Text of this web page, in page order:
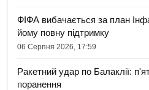
ФІФА вибачається за план
йому повну підтримку
06 Серпня 2026, 17:59
Ракетний удар по Балаклії:
поранення